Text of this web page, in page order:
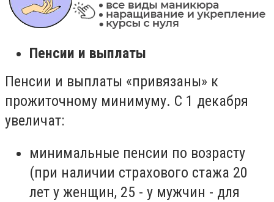
Пенсии и выплаты
Пенсии и выплаты «привязаны» к
прожиточному минимуму. С 1 декабря
увеличат:
минимальные пенсии по возрасту
(при наличии страхового стажа 20
лет у женщин, 25 - у мужчин - для